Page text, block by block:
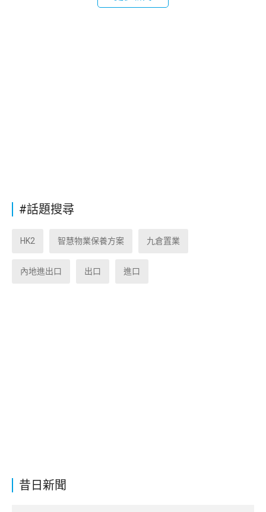
昔日新聞
#話題搜尋
HK2 智慧物業保養方案 九倉置業
內地進出口 出口 進口